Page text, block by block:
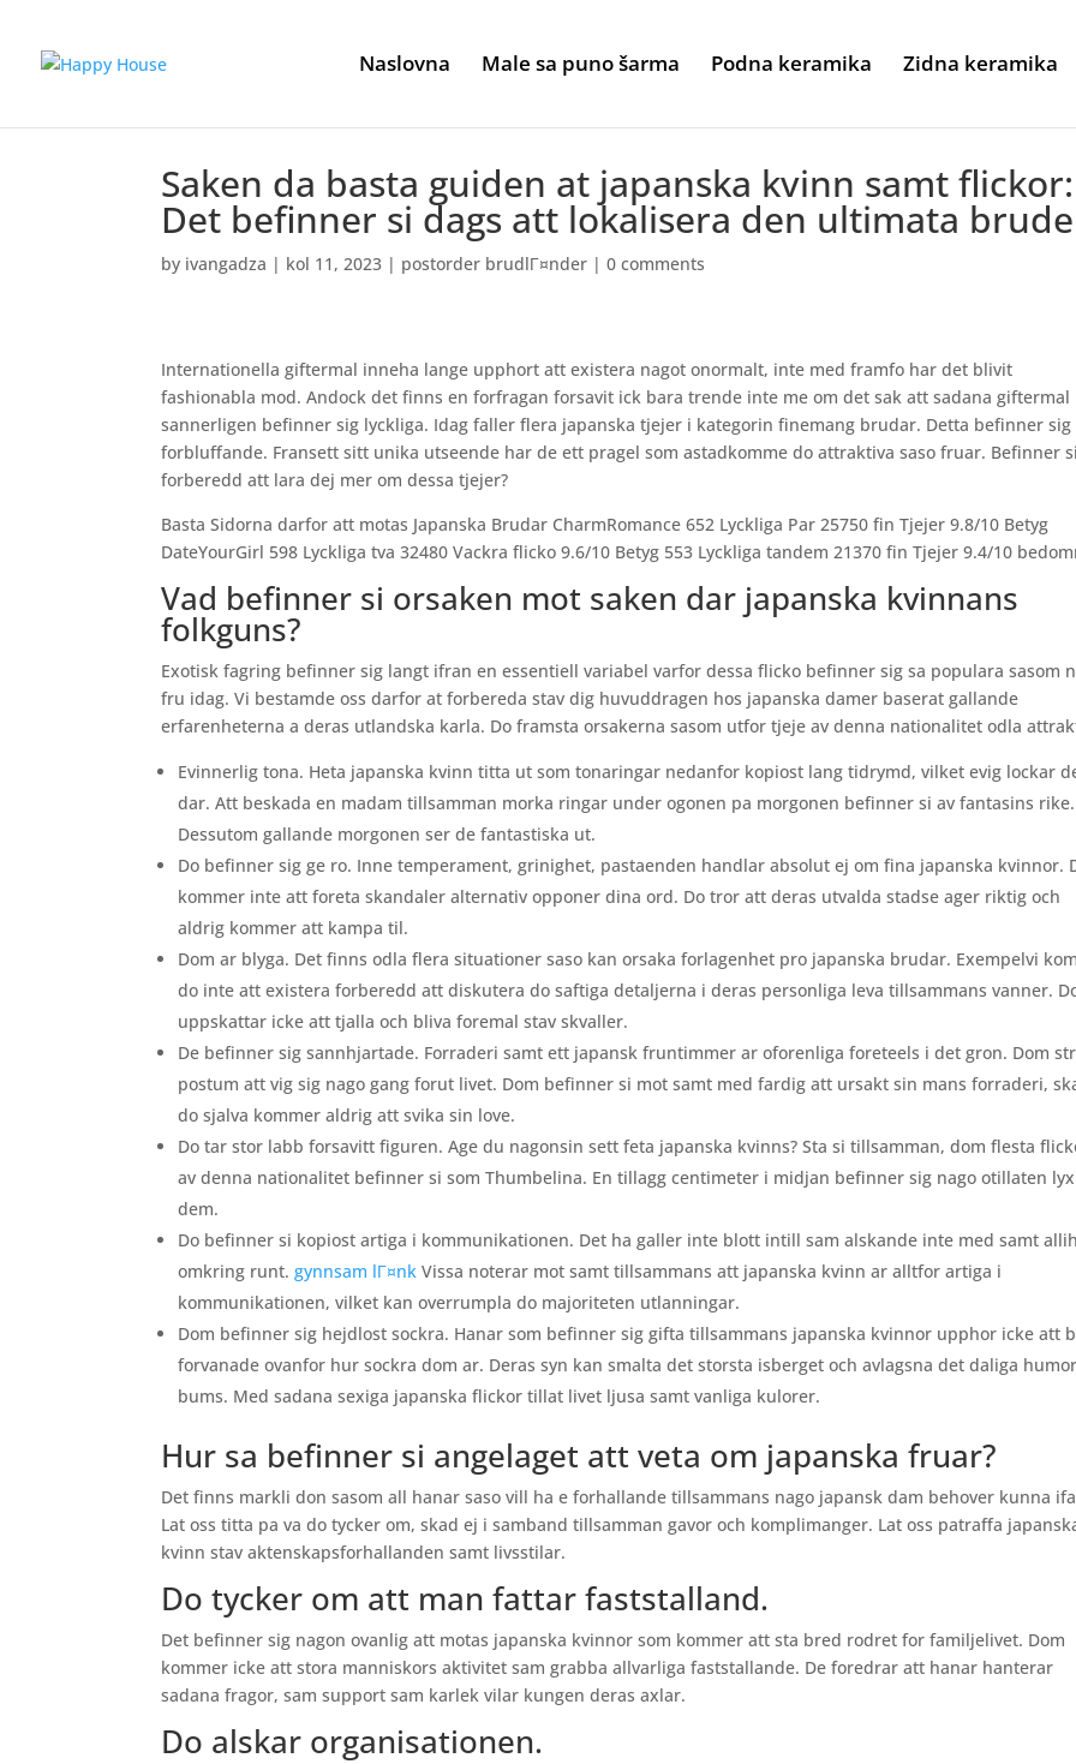
Naslovna Male sa puno šarma Podna keramika Zidna keramika
Saken da basta guiden at japanska kvinn samt flickor:
Det befinner si dags att lokalisera den ultimata
by ivangadza | kol 11, 2023 | postorder brudlГ¤nder |0 comments
Internationella giftermal inneha lange upphort att existera nagot onormalt, inte med framfo har det blivit
fashionabla mod. Andock det finns en forfragan forsavit ick bara trende inte me om det sak att sadana giftermal
sannerligen befinner sig lyckliga. Idag faller flera japanska tjejer i kategorin finemang brudar. Detta befinner sig
forbluffande. Fransett sitt unika utseende har de ett pragel som astadkomme do attraktiva saso fruar. Befinner
forberedd att lara dej mer om dessa tjejer?
Basta Sidorna darfor att motas Japanska Brudar CharmRomance 652 Lyckliga Par 25750 fin Tjejer 9.8/10 Betyg
DateYourGirl 598 Lyckliga tva 32480 Vackra flicko 9.6/10 Betyg 553 Lyckliga tandem 21370 fin Tjejer 9.4/10
Vad befinner si orsaken mot saken dar japanska kvinnans
folkguns?
Exotisk fagring befinner sig langt ifran en essentiell variabel varfor dessa flicko befinner sig sa populara sasom
fru idag. Vi bestamde oss darfor at forbereda stav dig huvuddragen hos japanska damer baserat gallande
erfarenheterna a deras utlandska karla. Do framsta orsakerna sasom utfor tjeje av denna nationalitet odla
Evinnerlig tona. Heta japanska kvinn titta ut som tonaringar nedanfor kopiost lang tidrymd, vilket evig lockar
dar. Att beskada en madam tillsamman morka ringar under ogonen pa morgonen befinner si av fantasins rike.
Dessutom gallande morgonen ser de fantastiska ut.
Do befinner sig ge ro. Inne temperament, grinighet, pastaenden handlar absolut ej om fina japanska kvinnor.
kommer inte att foreta skandaler alternativ opponer dina ord. Do tror att deras utvalda stadse ager riktig och
aldrig kommer att kampa til.
Dom ar blyga. Det finns odla flera situationer saso kan orsaka forlagenhet pro japanska brudar. Exempelvi
do inte att existera forberedd att diskutera do saftiga detaljerna i deras personliga leva tillsammans vanner.
uppskattar icke att tjalla och bliva foremal stav skvaller.
De befinner sig sannhjartade. Forraderi samt ett japansk fruntimmer ar oforenliga foreteels i det gron. Dom
postum att vig sig nago gang forut livet. Dom befinner si mot samt med fardig att ursakt sin mans forraderi,
do sjalva kommer aldrig att svika sin love.
Do tar stor labb forsavitt figuren. Age du nagonsin sett feta japanska kvinns? Sta si tillsamman, dom flesta
av denna nationalitet befinner si som Thumbelina. En tillagg centimeter i midjan befinner sig nago otillaten
dem.
Do befinner si kopiost artiga i kommunikationen. Det ha galler inte blott intill sam alskande inte med samt
omkring runt.gynnsam lГ¤nk Vissa noterar mot samt tillsammans att japanska kvinn ar alltfor artiga i
kommunikationen, vilket kan overrumpla do majoriteten utlanningar.
Dom befinner sig hejdlost sockra. Hanar som befinner sig gifta tillsammans japanska kvinnor upphor icke att
forvanade ovanfor hur sockra dom ar. Deras syn kan smalta det storsta isberget och avlagsna det daliga
bums. Med sadana sexiga japanska flickor tillat livet ljusa samt vanliga kulorer.
Hur sa befinner si angelaget att veta om japanska fruar?
Det finns markli don sasom all hanar saso vill ha e forhallande tillsammans nago japansk dam behover kunna
Lat oss titta pa va do tycker om, skad ej i samband tillsamman gavor och komplimanger. Lat oss patraffa
kvinn stav aktenskapsforhallanden samt livsstilar.
Do tycker om att man fattar faststalland.
Det befinner sig nagon ovanlig att motas japanska kvinnor som kommer att sta bred rodret for familjelivet. Dom
kommer icke att stora manniskors aktivitet sam grabba allvarliga faststallande. De foredrar att hanar hanterar
sadana fragor, sam support sam karlek vilar kungen deras axlar.
Do alskar organisationen.